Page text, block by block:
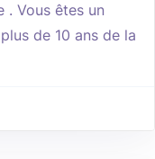
. Vous êtes un
de 10 ans de la